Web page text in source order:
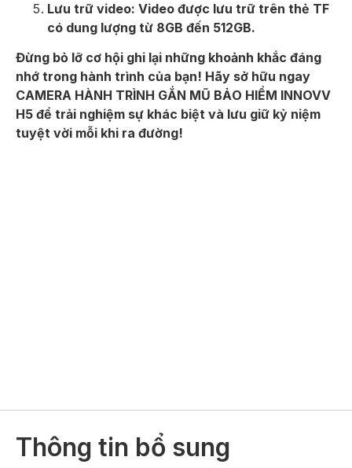
Lưu trữ video: Video được lưu trữ trên thẻ TF
có dung lượng từ 8GB đến 512GB.
Đừng bỏ lỡ cơ hội ghi lại những khoảnh khắc đáng
nhớ trong hành trình của bạn! Hãy sở hữu ngay
CAMERA HÀNH TRÌNH GẮN MŨ BẢO HIỂM INNOVV
H5 để trải nghiệm sự khác biệt và lưu giữ kỷ niệm
tuyệt vời mỗi khi ra đường!
Thông tin bổ sung